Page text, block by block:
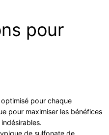
pour
pour chaque
pour maximiser les bénéfices
de sulfonate de